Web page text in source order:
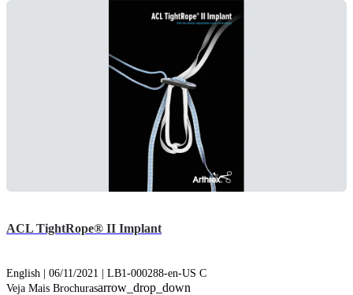
ACL TightRope® II Implant
English | 06/11/2021 | LB1-000288-en-US C
Veja Mais Brochurasarrow_drop_down